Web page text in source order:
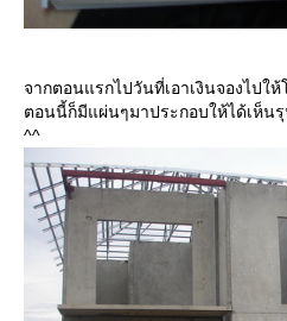
จากตอนแรกไปวันที่เอาเงินจองไปใ
ตอนนี้ก็มีแผ่นๆมาประกอบให้ได้เห็น
^^